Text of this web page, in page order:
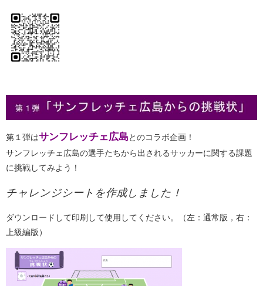
第１弾はサンフレッチェ広島とのコラボ企画！
サンフレッチェ広島の選手たちから出されるサッカーに関する課題
に挑戦してみよう！
チャレンジシートを作成しました！
ダウンロードして印刷して使用してください。（左：通常版，右：
上級編版）